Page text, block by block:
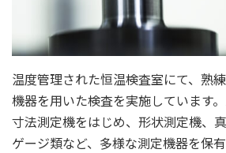
温度管理された恒温検査室にて、熟
機器を用いた検査を実施しています
寸法測定機をはじめ、形状測定機、
ゲージ類など、多様な測定機器を保